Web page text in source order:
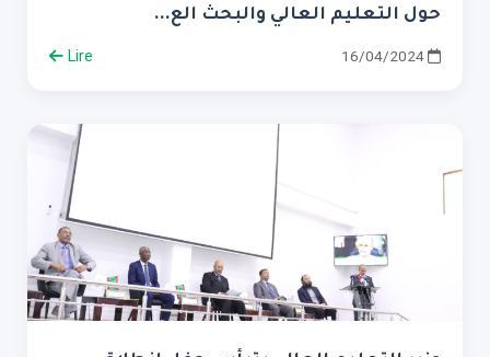
حول التعليم العالي والبحث الع...
16/04/2024
Lire